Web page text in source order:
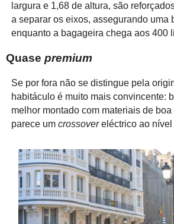
largura e 1,68 de altura, são
a separar os eixos, assegurando uma
enquanto a bagageira chega aos 400
Quase premium
Se por fora não se distingue pela
habitáculo é muito mais convincente:
melhor montado com materiais de
parece um crossovereléctrico ao nível